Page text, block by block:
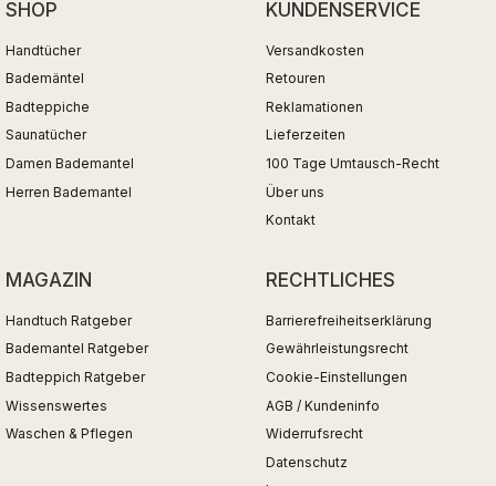
SHOP
Handtücher
Bademäntel
Badteppiche
Saunatücher
Damen Bademantel
Herren Bademantel
KUNDENSERVICE
Versandkosten
Retouren
Reklamationen
Lieferzeiten
100 Tage Umtausch-Recht
Über uns
Kontakt
MAGAZIN
Handtuch Ratgeber
Bademantel Ratgeber
Badteppich Ratgeber
Wissenswertes
Waschen & Pflegen
RECHTLICHES
Barrierefreiheitserklärung
Gewährleistungsrecht
Cookie-Einstellungen
AGB / Kundeninfo
Widerrufsrecht
Datenschutz